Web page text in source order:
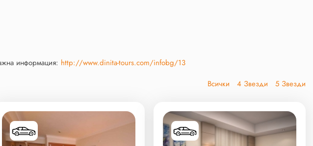
информация: http://www.dinita-tours.com/infobg/13
Всички
4 Звезди 5 Звезди